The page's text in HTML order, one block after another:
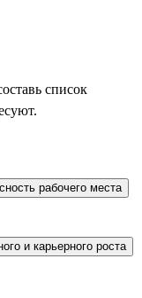
список
рабочего места
и карьерного роста